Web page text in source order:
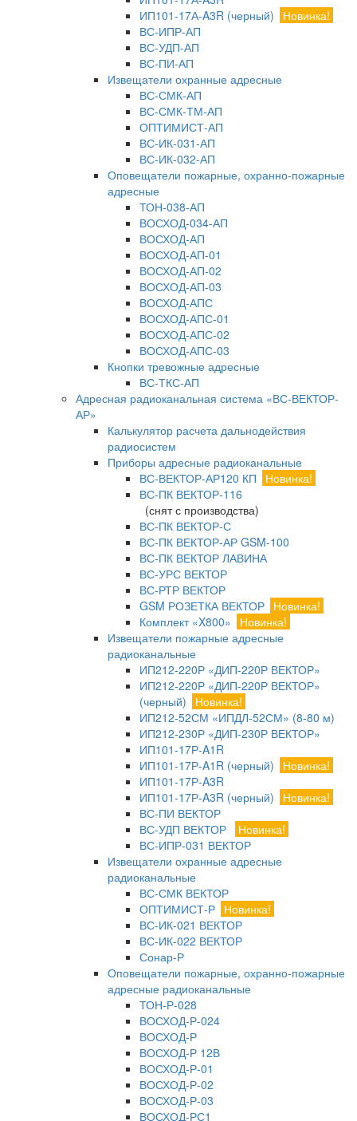
ИП101-17А-A3R (черный)
Новинка!
ВС-ИПР-АП
ВС-УДП-АП
ВС-ПИ-АП
Извещатели охранные адресные
ВС-СМК-АП
ВС-СМК-ТМ-АП
ОПТИМИСТ-АП
ВС-ИК-031-АП
ВС-ИК-032-АП
Оповещатели пожарные, охранно-пожарные
адресные
ТОН-038-АП
ВОСХОД-034-АП
ВОСХОД-АП
ВОСХОД-АП-01
ВОСХОД-АП-02
ВОСХОД-АП-03
ВОСХОД-АПС
ВОСХОД-АПС-01
ВОСХОД-АПС-02
ВОСХОД-АПС-03
Кнопки тревожные адресные
ВС-ТКС-АП
Адресная радиоканальная система «ВС-ВЕКТОР-
АР»
Калькулятор расчета дальнодействия
радиосистем
Приборы адресные радиоканальные
ВС-ВЕКТОР-АР120 КП
Новинка!
ВС-ПК ВЕКТОР-116
(снят с производства)
ВС-ПК ВЕКТОР-С
ВС-ПК ВЕКТОР-АР GSM-100
ВС-ПК ВЕКТОР ЛАВИНА
ВС-УРС ВЕКТОР
ВС-РТР ВЕКТОР
GSM РОЗЕТКА ВЕКТОР Новинка!
Комплект «X800»
Новинка!
Извещатели пожарные адресные
радиоканальные
ИП212-220Р «ДИП-220Р ВЕКТОР»
ИП212-220Р «ДИП-220Р ВЕКТОР»
(черный)
Новинка!
ИП212-52СМ «ИПДЛ-52СМ» (8-80 м)
ИП212-230Р «ДИП-230Р ВЕКТОР»
ИП101-17Р-A1R
ИП101-17Р-A1R (черный)
Новинка!
ИП101-17Р-A3R
ИП101-17Р-A3R (черный)
Новинка!
ВС-ПИ ВЕКТОР
ВС-УДП ВЕКТОР
Новинка!
ВС-ИПР-031 ВЕКТОР
Извещатели охранные адресные
радиоканальные
ВС-СМК ВЕКТОР
ОПТИМИСТ-Р Новинка!
ВС-ИК-021 ВЕКТОР
ВС-ИК-022 ВЕКТОР
Сонар-Р
Оповещатели пожарные, охранно-пожарные
адресные радиоканальные
ТОН-Р-028
ВОСХОД-Р-024
ВОСХОД-Р
ВОСХОД-Р 12В
ВОСХОД-Р-01
ВОСХОД-Р-02
ВОСХОД-Р-03
ВОСХОД-РС1